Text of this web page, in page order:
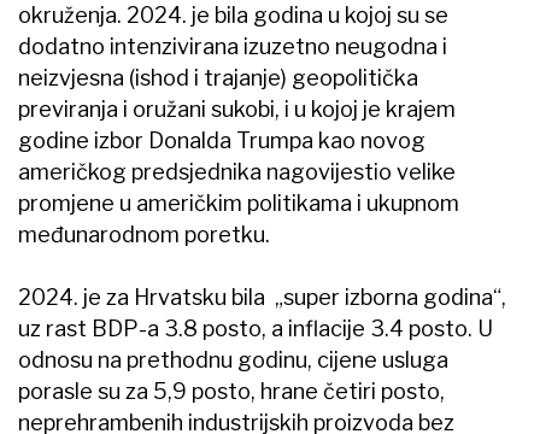
okruženja. 2024. je bila godina u kojoj su se
dodatno intenzivirana izuzetno neugodna i
neizvjesna (ishod i trajanje) geopolitička
previranja i oružani sukobi, i u kojoj je krajem
godine izbor Donalda Trumpa kao novog
američkog predsjednika nagovijestio velike
promjene u američkim politikama i ukupnom
međunarodnom poretku.
2024. je za Hrvatsku bila „super izborna godina“,
uz rast BDP-a 3.8 posto, a inflacije 3.4 posto. U
odnosu na prethodnu godinu, cijene usluga
porasle su za 5,9 posto, hrane četiri posto,
neprehrambenih industrijskih proizvoda bez